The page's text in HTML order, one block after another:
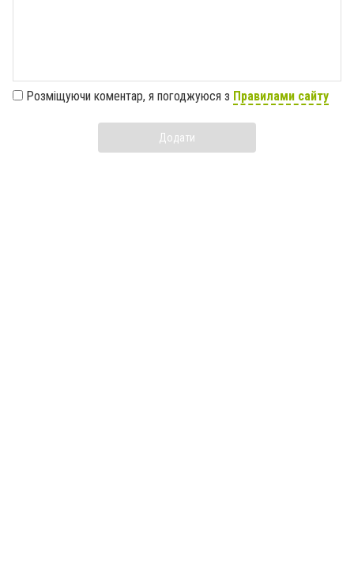
Розміщуючи коментар, я погоджуюся з Правилами сайту
Додати